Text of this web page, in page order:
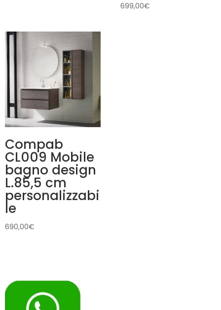
699,00€
Compab
CL009 Mobile
bagno design
L.85,5 cm
personalizzabi
le
690,00€